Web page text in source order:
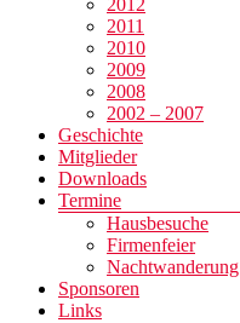
2012
2011
2010
2009
2008
2002 – 2007
Geschichte
Mitglieder
Downloads
Termine
Hausbesuche
Firmenfeier
Nachtwanderung
Sponsoren
Links